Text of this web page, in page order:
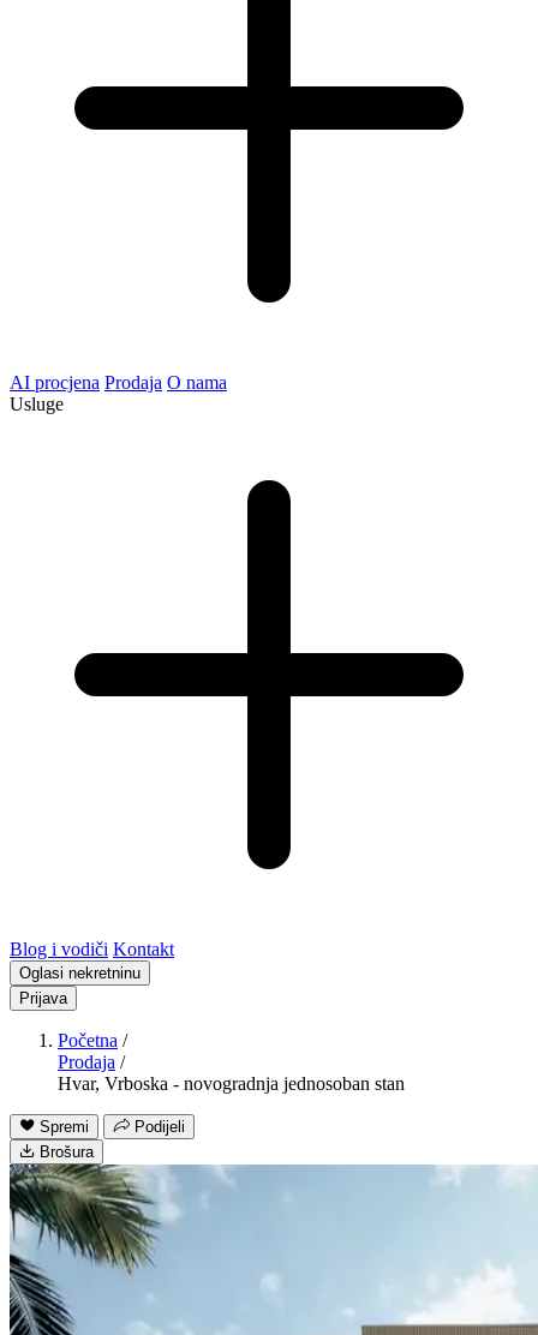
AI procjena Prodaja O nama
Usluge
Blog i vodiči Kontakt
Oglasi nekretninu
Prijava
Početna /
Prodaja /
Hvar, Vrboska - novogradnja jednosoban stan
Spremi
Podijeli
Brošura